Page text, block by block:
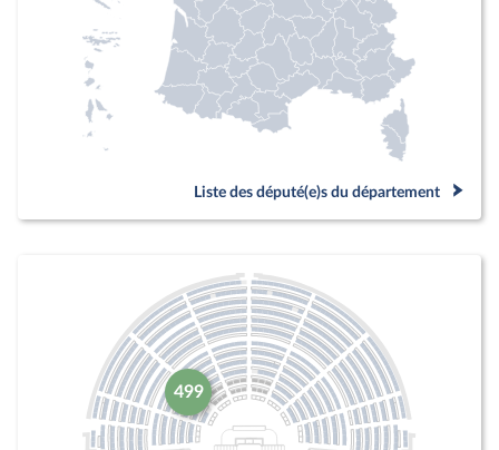
Liste des député(e)s du département
499